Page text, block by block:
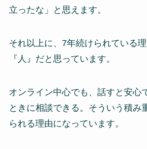
立ったな」と思えます。
それ以上に、7年続けられている
『人』だと思っています。
オンライン中心でも、話すと安心
ときに相談できる。そういう積み
られる理由になっています。